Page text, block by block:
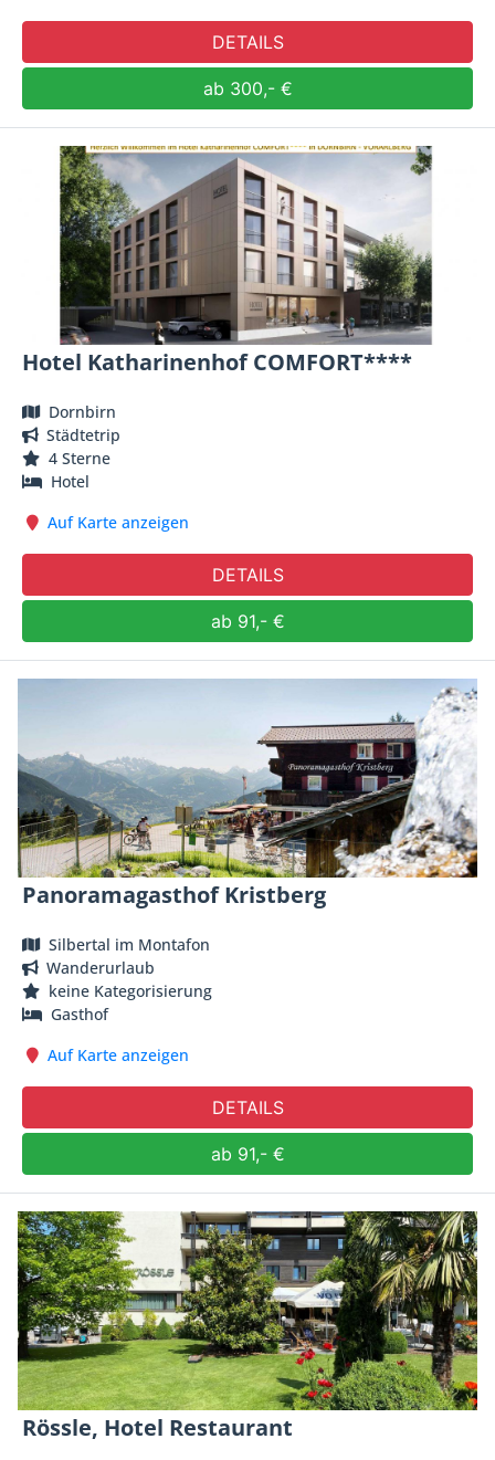
DETAILS
ab 300,- €
Hotel Katharinenhof COMFORT****
Dornbirn
Städtetrip
4 Sterne
Hotel
Auf Karte anzeigen
DETAILS
ab 91,- €
Panoramagasthof Kristberg
Silbertal im Montafon
Wanderurlaub
keine Kategorisierung
Gasthof
Auf Karte anzeigen
DETAILS
ab 91,- €
Rössle, Hotel Restaurant